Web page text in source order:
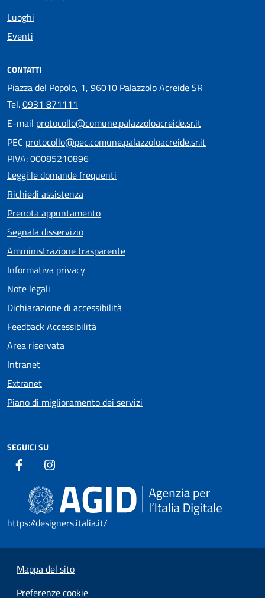
Luoghi
Eventi
CONTATTI
Piazza del Popolo, 1, 96010 Palazzolo Acreide SR
Tel.0931 871111
E-mail protocollo@comune.palazzoloacreide.sr.it
PEC protocollo@pec.comune.palazzoloacreide.sr.it
PIVA: 00085210896
Leggi le domande frequenti
Richiedi assistenza
Prenota appuntamento
Segnala disservizio
Amministrazione trasparente
Informativa privacy
Note legali
Dichiarazione di accessibilità
Feedback Accessibilità
Area riservata
Intranet
Extranet
Piano di miglioramento dei servizi
SEGUICI SU
https://designers.italia.it/
Mappa del sito
Preferenze cookie